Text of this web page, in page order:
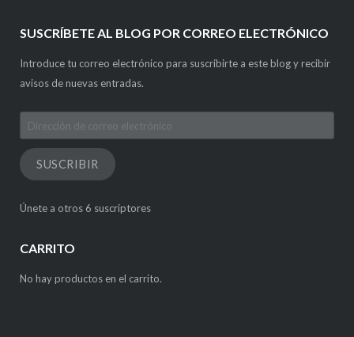
SUSCRÍBETE AL BLOG POR CORREO ELECTRÓNICO
Introduce tu correo electrónico para suscribirte a este blog y recibir
avisos de nuevas entradas.
Dirección
de
correo
electrónico
SUSCRIBIR
Únete a otros 6 suscriptores
CARRITO
No hay productos en el carrito.